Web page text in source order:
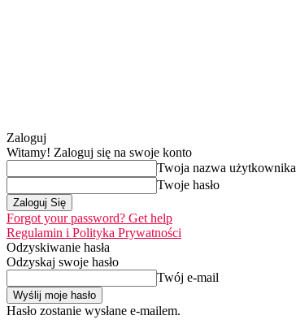
Zaloguj
Witamy! Zaloguj się na swoje konto
Twoja nazwa użytkownika
Twoje hasło
Forgot your password? Get help
Regulamin i Polityka Prywatności
Odzyskiwanie hasła
Odzyskaj swoje hasło
Twój e-mail
Hasło zostanie wysłane e-mailem.